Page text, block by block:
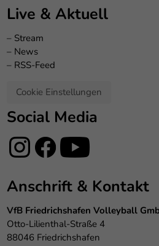
Live & Aktuell
– Stream
– News
– RSS-Feed
Cookie Einstellungen
Social Media
Anschrift & Kontakt
VfB Friedrichshafen Volleyball
Otto-Lilienthal-Straße 4
88046 Friedrichshafen